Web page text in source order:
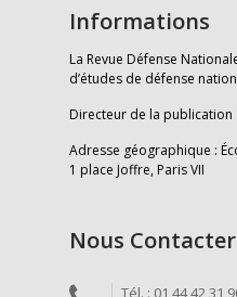
Informations
La Revue Défense
d’études de défense
Directeur de la publication
Adresse géographique :
1 place Joffre, Paris VII
Nous Contacter
Tél. : 01 44 42 31